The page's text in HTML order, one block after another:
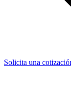
Solicita una